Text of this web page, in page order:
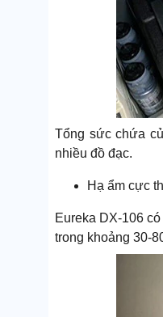
Tổng sức chứa
nhiều đồ đạc.
Hạ ẩm cực
Eureka DX-106
trong khoảng 30-